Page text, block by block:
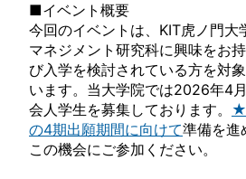
■イベント概要
今回のイベントは、KIT虎ノ門大
マネジメント研究科に興味をお
び入学を検討されている方を対
います。当大学院では2026年4
会人学生を募集しております。
の4期出願期間に向けて準備を進
この機会にご参加ください。